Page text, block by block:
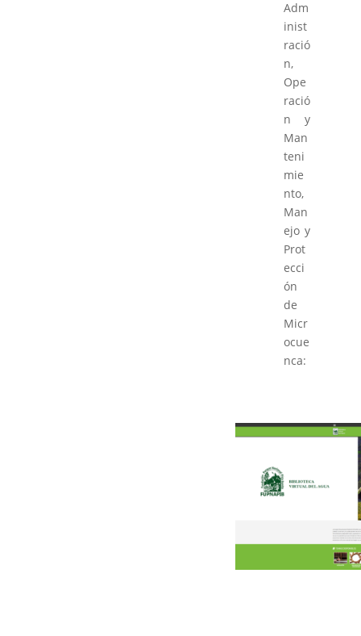
Adm
inist
ració
n,
Ope
ració
n y
Man
teni
mie
nto,
Man
ejo y
Prot
ecci
ón
de
Micr
ocue
nca: